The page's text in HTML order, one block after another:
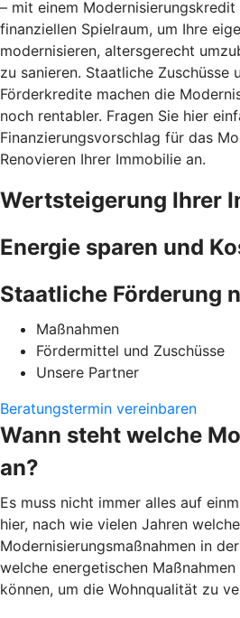
– mit einem Modernisierungskredit
finanziellen Spielraum, um Ihre
modernisieren, altersgerecht
zu sanieren. Staatliche Zuschüsse
Förderkredite machen die
noch rentabler. Fragen Sie hier
Finanzierungsvorschlag für das
Renovieren Ihrer Immobilie an.
Wertsteigerung Ihrer
Energie sparen und
Staatliche Förderung
Maßnahmen
Fördermittel und Zuschüsse
Unsere Partner
Beratungstermin vereinbaren
Wann steht welche
an?
Es muss nicht immer alles auf
hier, nach wie vielen Jahren welche
Modernisierungsmaßnahmen in
welche energetischen
können, um die Wohnqualität zu